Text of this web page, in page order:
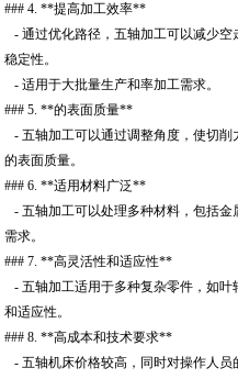
### 4. **提高加工效率**
- 通过优化路径，五轴加工可以减少
稳定性。
- 适用于大批量生产和率加工需求。
### 5. **的表面质量**
- 五轴加工可以通过调整角度，使切
的表面质量。
### 6. **适用材料广泛**
- 五轴加工可以处理多种材料，包括
需求。
### 7. **高灵活性和适应性**
- 五轴加工适用于多种复杂零件，如
和适应性。
### 8. **高成本和技术要求**
- 五轴机床价格较高，同时对操作人